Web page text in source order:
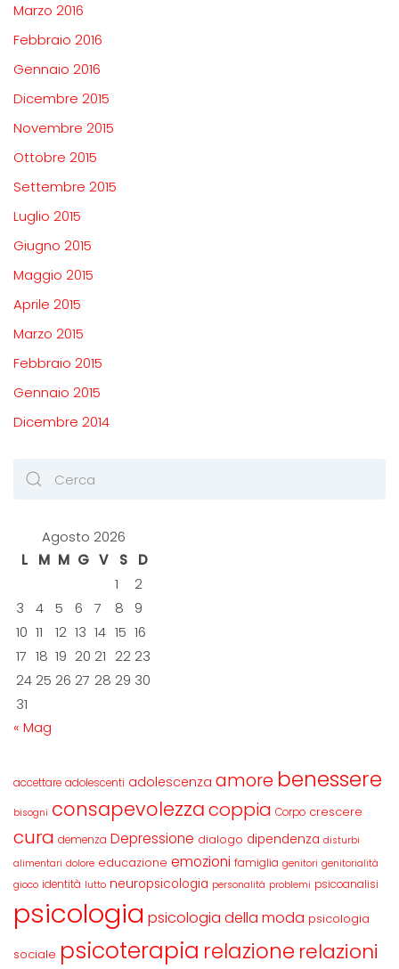
Marzo 2016
Febbraio 2016
Gennaio 2016
Dicembre 2015
Novembre 2015
Ottobre 2015
Settembre 2015
Luglio 2015
Giugno 2015
Maggio 2015
Aprile 2015
Marzo 2015
Febbraio 2015
Gennaio 2015
Dicembre 2014
Agosto 2026
L
M M G V S
D
1
2
3
4 5 6 7 8
9
10 11 12 13 14 15 16
17 18 19 20 21 22 23
24 25 26 27 28 29 30
31
« Mag
accettare adolescenti adolescenza amore benessere
bisogni consapevolezzacoppia Corpo crescere
cura demenza Depressione dialogo dipendenza disturbi
alimentari dolore educazione emozioni famiglia genitori genitorialità
gioco identità lutto neuropsicologia personalità problemi psicoanalisi
psicologia psicologia della moda psicologia
sociale psicoterapia relazione relazioni